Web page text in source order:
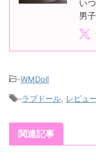
い
男子
-WMDoll
-ラブドール レビュー
関連記事